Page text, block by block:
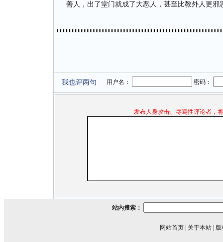
善人，出了堂门就成了大恶人，甚至比教外人更
我也评两句 用户名： 密码：
发布人身攻击、辱骂性评论者，
站内搜索：
网站首页 关于本站 版